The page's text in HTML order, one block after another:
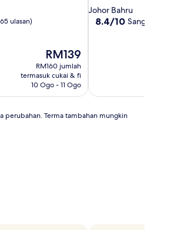
ulasan)
Harga
ialah
RM139
RM139
RM160 jumlah
termasuk cukai & fi
10 Ogo - 11 Ogo
3.5
bintang
Johor Bahru
8.4
8.4/10 Sangat Baik
perubahan. Terma tambahan mungkin